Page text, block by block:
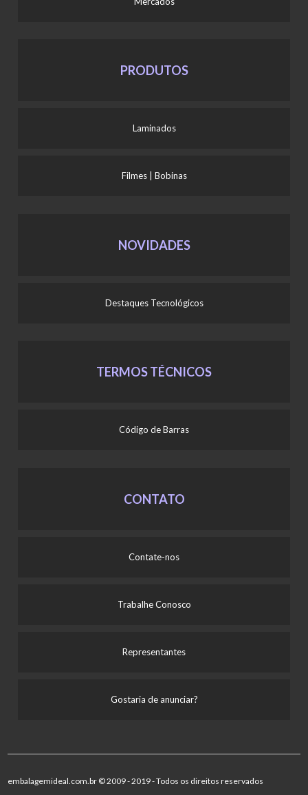
PRODUTOS
Laminados
Filmes | Bobinas
NOVIDADES
Destaques Tecnológicos
TERMOS TÉCNICOS
Código de Barras
CONTATO
Contate-nos
Trabalhe Conosco
Representantes
Gostaria de anunciar?
embalagemideal.com.br © 2009 - 2019 - Todos os direitos reservados